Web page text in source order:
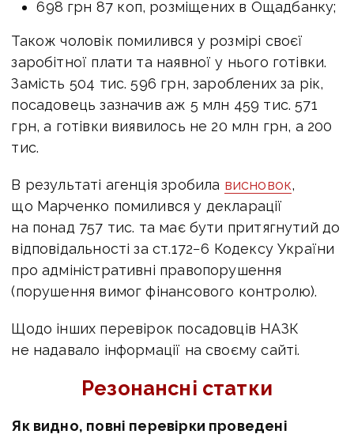
698 грн 87 коп, розміщених в Ощадбанку;
Також чоловік помилився у розмірі своєї
заробітної плати та наявної у нього готівки.
Замість 504 тис. 596 грн, зароблених за рік,
посадовець зазначив аж 5 млн 459 тис. 571
грн, а готівки виявилось не 20 млн грн, а 200
тис.
В результаті агенція зробила висновок,
що Марченко помилився у декларації
на понад 757 тис. та має бути притягнутий до
відповідальності за ст.172−6 Кодексу України
про адміністративні правопорушення
(порушення вимог фінансового контролю).
Щодо інших перевірок посадовців НАЗК
не надавало інформації на своєму сайті.
Резонансні статки
Як видно, повні перевірки проведені